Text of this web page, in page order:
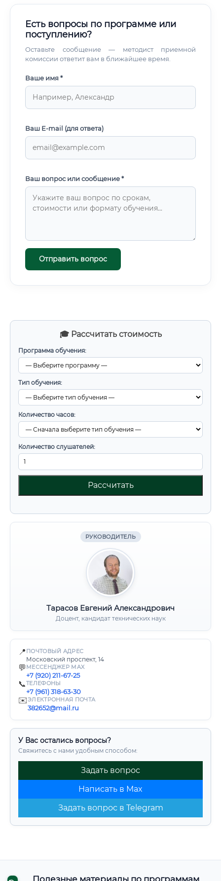
🎓 Рассчитать стоимость
Программа обучения:
Тип обучения:
Количество часов:
Количество слушателей:
Рассчитать
РУКОВОДИТЕЛЬ
Тарасов Евгений Александрович
Доцент, кандидат технических наук
📍 ПОЧТОВЫЙ АДРЕС
Московский проспект, 14
💬 МЕССЕНДЖЕР MAX
+7 (920) 211-67-25
📞ТЕЛЕФОНЫ
+7 (961) 318-63-30
✉️ЭЛЕКТРОННАЯ ПОЧТА
382652@mail.ru
У Вас остались вопросы?
Свяжитесь с нами удобным способом:
Задать вопрос
Написать в Max
Задать вопрос в Telegram
Есть вопросы по программе или
поступлению?
Оставьте сообщение — методист приемной
комиссии ответит вам в ближайшее время.
Ваше имя *
Ваш E-mail (для ответа)
Ваш вопрос или сообщение *
Отправить вопрос